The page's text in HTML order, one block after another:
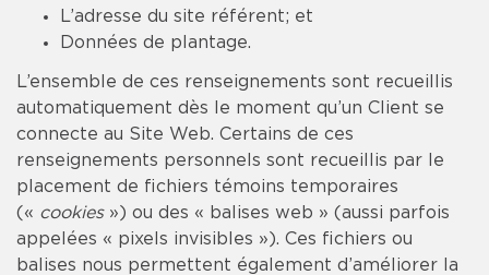
L’adresse du site référent; et
Données de plantage.
L’ensemble de ces renseignements sont recueillis
automatiquement dès le moment qu’un Client se
connecte au Site Web. Certains de ces
renseignements personnels sont recueillis par le
placement de fichiers témoins temporaires
(« cookies») ou des « balises web » (aussi parfois
appelées « pixels invisibles »). Ces fichiers ou
balises nous permettent également d’améliorer la